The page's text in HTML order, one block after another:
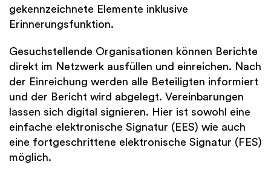
gekennzeichnete Elemente inklusive
Erinnerungsfunktion.
Gesuchstellende Organisationen können Berichte
direkt im Netzwerk ausfüllen und einreichen. Nach
der Einreichung werden alle Beteiligten informiert
und der Bericht wird abgelegt. Vereinbarungen
lassen sich digital signieren. Hier ist sowohl eine
einfache elektronische Signatur (EES) wie auch
eine fortgeschrittene elektronische Signatur (FES)
möglich.